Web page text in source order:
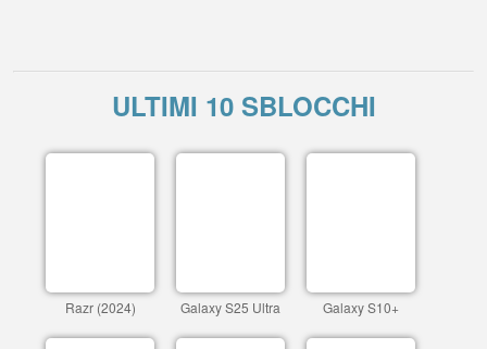
ULTIMI 10 SBLOCCHI
Razr (2024) Galaxy S25 Ultra Galaxy S10+